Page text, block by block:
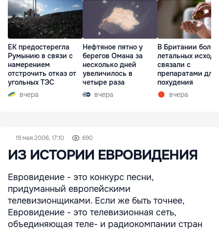
ЕК предостерегла
Румынию в связи с
намерением
отстрочить отказ от
угольных ТЭС
вчера
Нефтяное пятно у
берегов Омана за
несколько дней
увеличилось в
четыре раза
вчера
В Британии
летальных
связали с
препаратами для
похудения
вчера
19 мая 2006, 17:10 690
ИЗ ИСТОРИИ ЕВРОВИДЕНИЯ
Евровидение - это конкурс песни,
придуманный европейскими
телевизионщиками. Если же быть точнее,
Евровидение - это телевизионная сеть,
объединяющая теле- и радиокомпании стран